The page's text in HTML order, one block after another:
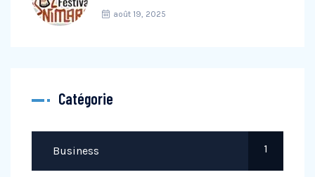
août 19, 2025
Catégorie
Business 1